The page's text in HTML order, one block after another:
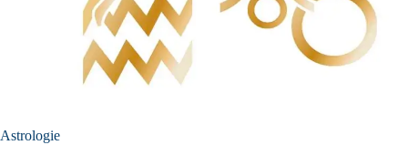
Astrologie